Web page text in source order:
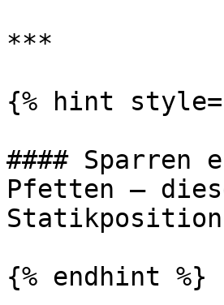
***
{% hint
#### Sparren
Pfetten –
{% endhint %}